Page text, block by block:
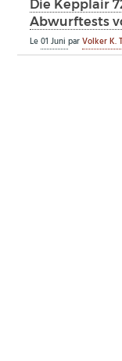
Die Kepplair
Abwurftests
Le01 JuniparVolker K.